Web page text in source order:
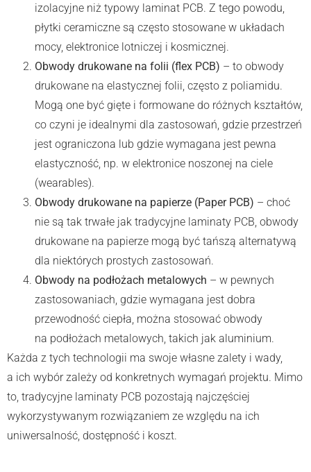
izolacyjne niż typowy laminat PCB. Z tego powodu,
płytki ceramiczne są często stosowane w układach
mocy, elektronice lotniczej i kosmicznej.
Obwody drukowane na folii (flex PCB) – to obwody
drukowane na elastycznej folii, często z poliamidu.
Mogą one być gięte i formowane do różnych kształtów,
co czyni je idealnymi dla zastosowań, gdzie przestrzeń
jest ograniczona lub gdzie wymagana jest pewna
elastyczność, np. w elektronice noszonej na ciele
(wearables).
Obwody drukowane na papierze (Paper PCB) – choć
nie są tak trwałe jak tradycyjne laminaty PCB, obwody
drukowane na papierze mogą być tańszą alternatywą
dla niektórych prostych zastosowań.
Obwody na podłożach metalowych – w pewnych
zastosowaniach, gdzie wymagana jest dobra
przewodność ciepła, można stosować obwody
na podłożach metalowych, takich jak aluminium.
Każda z tych technologii ma swoje własne zalety i wady,
a ich wybór zależy od konkretnych wymagań projektu. Mimo
to, tradycyjne laminaty PCB pozostają najczęściej
wykorzystywanym rozwiązaniem ze względu na ich
uniwersalność, dostępność i koszt.